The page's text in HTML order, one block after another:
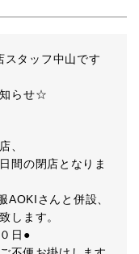
タッフ中山です
らせ☆
、
間の閉店となりま
AOKIさんと併設、
します。
日●